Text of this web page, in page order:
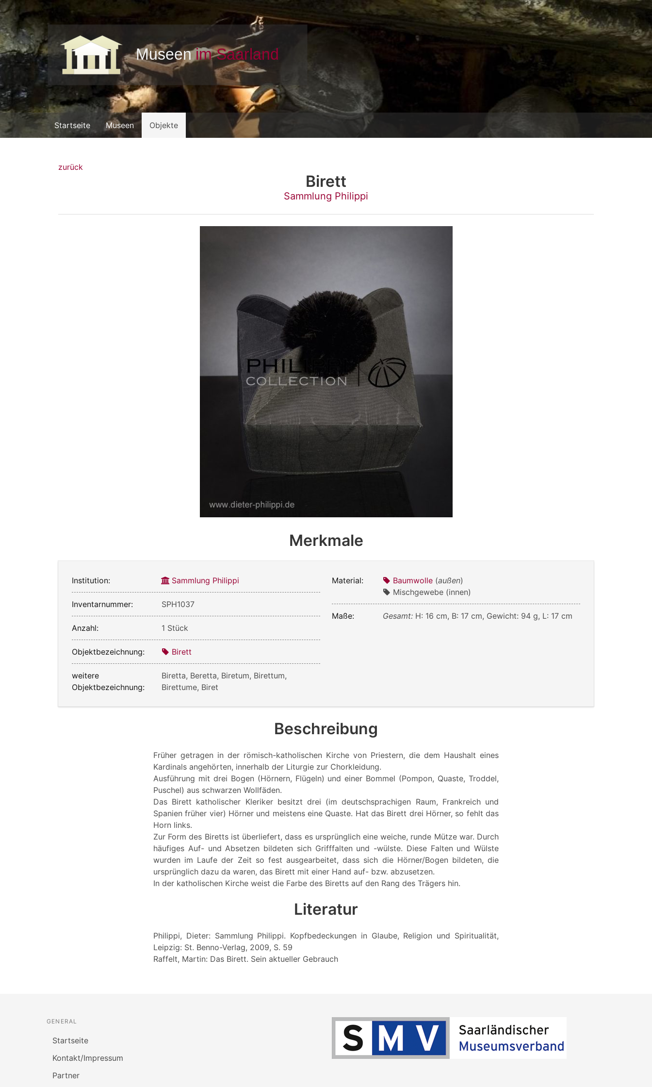
Startseite Museen Objekte
zurück
Birett
Sammlung Philippi
Merkmale
Institution: Sammlung Philippi
Inventarnummer: SPH1037
Anzahl: 1 Stück
Objektbezeichnung: Birett
weitere
Objektbezeichnung:
Biretta, Beretta, Biretum, Birettum,
Birettume, Biret
Material: Baumwolle (außen)
Mischgewebe (innen)
Maße: Gesamt: H: 16 cm, B: 17 cm, Gewicht: 94 g, L: 17 cm
Beschreibung
Früher getragen in der römisch-katholischen Kirche von Priestern, die dem Haushalt eines
Kardinals angehörten, innerhalb der Liturgie zur Chorkleidung.
Ausführung mit drei Bogen (Hörnern, Flügeln) und einer Bommel (Pompon, Quaste, Troddel,
Puschel) aus schwarzen Wollfäden.
Das Birett katholischer Kleriker besitzt drei (im deutschsprachigen Raum, Frankreich und
Spanien früher vier) Hörner und meistens eine Quaste. Hat das Birett drei Hörner, so fehlt das
Horn links.
Zur Form des Biretts ist überliefert, dass es ursprünglich eine weiche, runde Mütze war. Durch
häufiges Auf- und Absetzen bildeten sich Grifffalten und -wülste. Diese Falten und Wülste
wurden im Laufe der Zeit so fest ausgearbeitet, dass sich die Hörner/Bogen bildeten, die
ursprünglich dazu da waren, das Birett mit einer Hand auf- bzw. abzusetzen.
In der katholischen Kirche weist die Farbe des Biretts auf den Rang des Trägers hin.
Literatur
Philippi, Dieter: Sammlung Philippi. Kopfbedeckungen in Glaube, Religion und Spiritualität,
Leipzig: St. Benno-Verlag, 2009, S. 59
Raffelt, Martin: Das Birett. Sein aktueller Gebrauch
GENERAL
Startseite
Kontakt/Impressum
Partner